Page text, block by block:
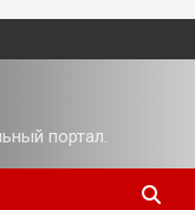
портал.